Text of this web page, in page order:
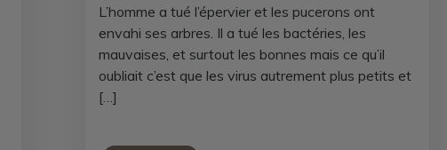
L’homme a tué l’épervier et les pucerons ont
envahi ses arbres. Il a tué les bactéries, les
mauvaises, et surtout les bonnes mais ce qu’il
oubliait c’est que les virus autrement plus petits et
[…]